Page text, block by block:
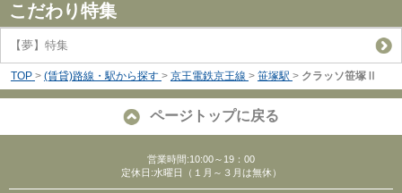
こだわり特集
【夢】特集
TOP > (賃貸)路線・駅から探す > 京王電鉄京王線 > 笹塚駅 > クラッソ笹塚Ⅱ
ページトップに戻る
営業時間:10:00～19：00
定休日:水曜日（１月～３月は無休）